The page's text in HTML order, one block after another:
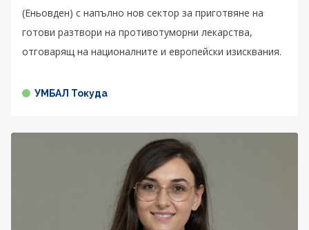
(Еньовден) с напълно нов сектор за приготвяне на
готови разтвори на противотуморни лекарства,
отговарящ на националните и европейски изисквания.
УМБАЛ Токуда